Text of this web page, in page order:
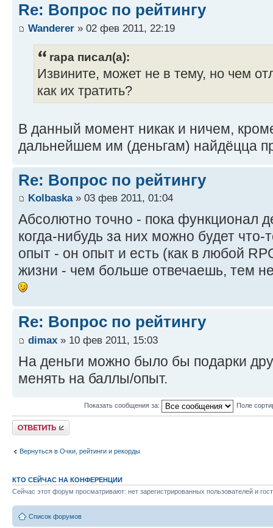
Re: Вопрос по рейтингу
Wanderer » 02 фев 2011, 22:19
rapa писал(а):
Извините, может не в тему, но чем
как их тратить?
В данный момент никак и ничем,
дальнейшем им (деньгам) найдёцца
Re: Вопрос по рейтингу
Kolbaska» 03 фев 2011, 01:04
Абсолютно точно - пока функционал
когда-нибудь за них можно будет
опыт - он опыт и есть (как в любой
жизни - чем больше отвечаешь, тем
Re: Вопрос по рейтингу
dimax » 10 фев 2011, 15:03
На деньги можно было бы подарки
менять на баллы/опыт.
Показать сообщения за: Поле
Ответить
Вернуться в Очки, рейтинги и рекорды
КТО СЕЙЧАС НА КОНФЕРЕНЦИИ
Сейчас этот форум просматривают: нет зарегистрированных пользователей и
Список форумов